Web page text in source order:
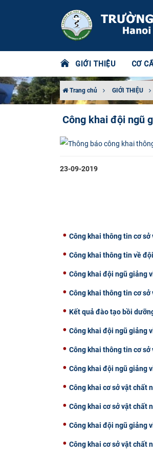
GIỚI THIỆU CƠ
Trang chủ GIỚI THIỆU
Công khai đội ngũ
23-09-2019
Công khai thông tin cơ
Công khai thông tin về
Công khai đội ngũ giảng
Công khai thông tin cơ
Kết quả đào tạo bồi
Công khai đội ngũ giảng
Công khai thông tin cơ
Công khai đội ngũ giảng
Công khai cơ sở vật chất
Công khai cơ sở vật chất
Công khai đội ngũ giảng
Công khai cơ sở vật chất